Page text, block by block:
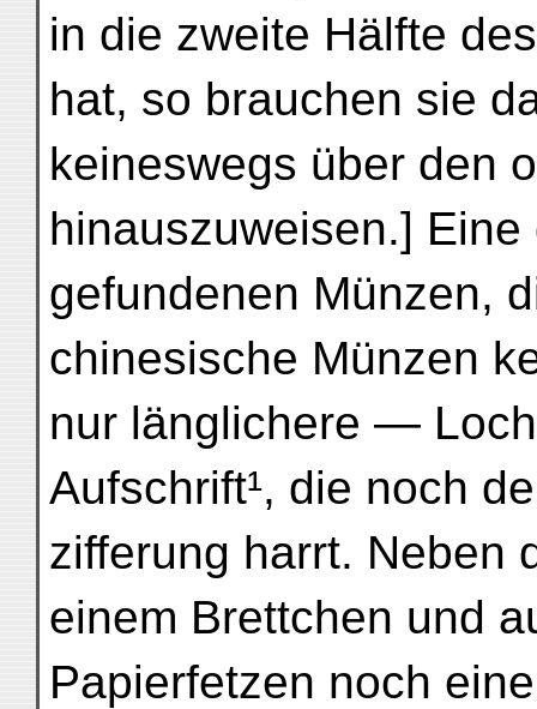
in die zweite Hälfte
hat, so brauchen sie
keineswegs über den
hinauszuweisen.] Eine
gefundenen Münzen,
chinesische Münzen
nur länglichere —
Aufschrift¹, die noch
zifferung harrt. Neben
einem Brettchen und
Papierfetzen noch